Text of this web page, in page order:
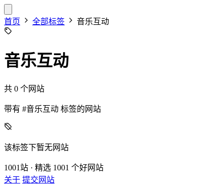
首页 全部标签 音乐互动
音乐互动
共 0 个网站
带有 #音乐互动 标签的网站
该标签下暂无网站
1001站 · 精选 1001 个好网站
关于 提交网站